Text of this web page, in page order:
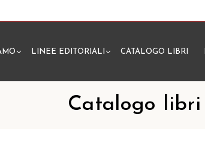
LINEE EDITORIALI CATALOGO LIBRI
Catalogo libri